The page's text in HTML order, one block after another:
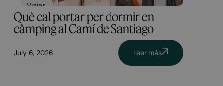
Viajes
Què cal portar per dormir en
càmping al Camí de Santiago
July 6, 2026 Leer más